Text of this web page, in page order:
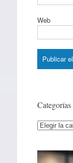
Web
Categorías
Categorías